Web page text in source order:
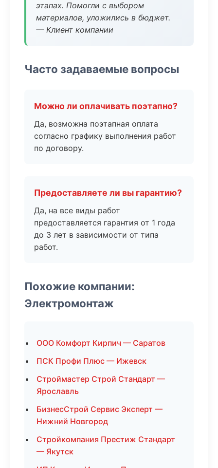
этапах. Помогли с выбором
материалов, уложились в бюджет.
— Клиент компании
Часто задаваемые вопросы
Можно ли оплачивать поэтапно?
Да, возможна поэтапная оплата
согласно графику выполнения работ
по договору.
Предоставляете ли вы гарантию?
Да, на все виды работ
предоставляется гарантия от 1 года
до 3 лет в зависимости от типа
работ.
Похожие компании:
Электромонтаж
ООО Комфорт Кирпич — Саратов
ПСК Профи Плюс — Ижевск
Строймастер Строй Стандарт —
Ярославль
БизнесСтрой Сервис Эксперт —
Нижний Новгород
Стройкомпания Престиж Стандарт
— Якутск